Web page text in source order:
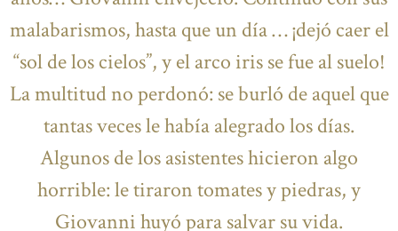
malabarismos, hasta que un día … ¡dejó caer el
“sol de los cielos”, y el arco iris se fue al suelo!
La multitud no perdonó: se burló de aquel que
tantas veces le había alegrado los días.
Algunos de los asistentes hicieron algo
horrible: le tiraron tomates y piedras, y
Giovanni huyó para salvar su vida.